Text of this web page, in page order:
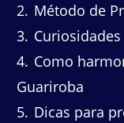
2 Método de
3
4 Como
Guariroba
5 Dicas para